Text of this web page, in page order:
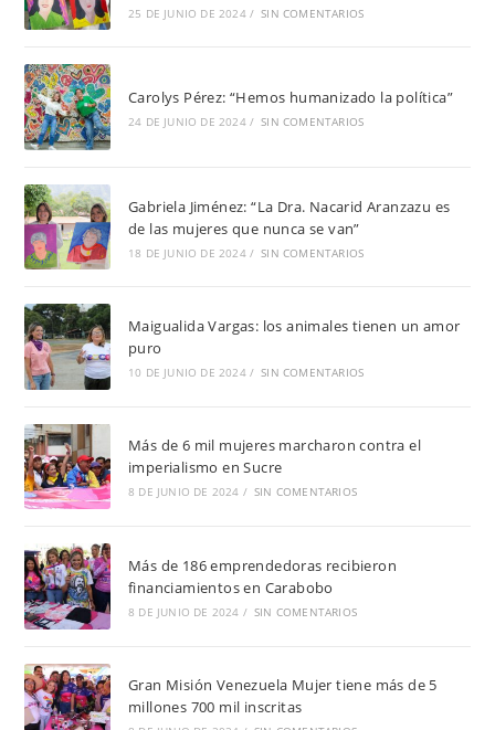
25 DE JUNIO DE 2024 / SIN COMENTARIOS
Carolys Pérez: “Hemos humanizado la política”
24 DE JUNIO DE 2024 / SIN COMENTARIOS
Gabriela Jiménez: “La Dra. Nacarid Aranzazu es
de las mujeres que nunca se van”
18 DE JUNIO DE 2024 / SIN COMENTARIOS
Maigualida Vargas: los animales tienen un amor
puro
10 DE JUNIO DE 2024 / SIN COMENTARIOS
Más de 6 mil mujeres marcharon contra el
imperialismo en Sucre
8 DE JUNIO DE 2024 / SIN COMENTARIOS
Más de 186 emprendedoras recibieron
financiamientos en Carabobo
8 DE JUNIO DE 2024 / SIN COMENTARIOS
Gran Misión Venezuela Mujer tiene más de 5
millones 700 mil inscritas